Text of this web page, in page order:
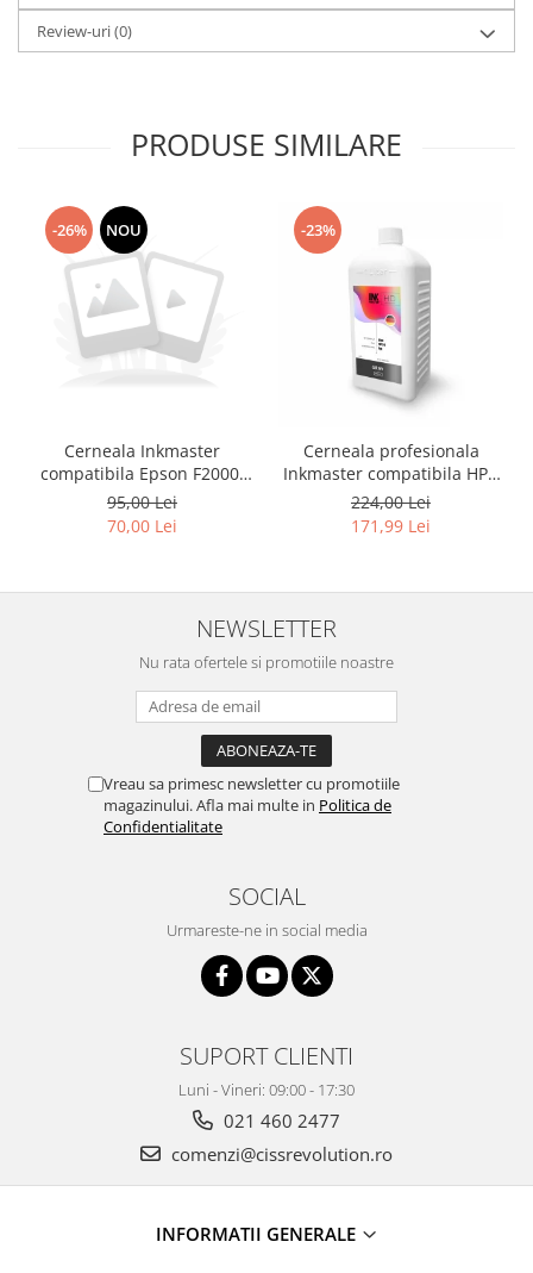
Review-uri(0)
PRODUSE SIMILARE
-26% NOU
Cerneala Inkmaster
compatibila Epson F2000,
F2100 - DTG Black, DG2100,
100 ml
95,00 Lei
70,00 Lei
-23%
Cerneala profesionala
Inkmaster compatibila HP -
DYE, GRAY, H720GY, 1 litru
224,00 Lei
171,99 Lei
NEWSLETTER
Nu rata ofertele si promotiile noastre
Vreau sa primesc newsletter cu promotiile
magazinului. Afla mai multe in Politica de
Confidentialitate
SOCIAL
Urmareste-ne in social media
SUPORT CLIENTI
Luni - Vineri: 09:00 - 17:30
021 460 2477
comenzi@cissrevolution.ro
INFORMATII GENERALE